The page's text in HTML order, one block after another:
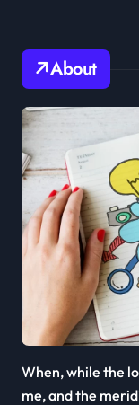
About
When, while the
me, and the